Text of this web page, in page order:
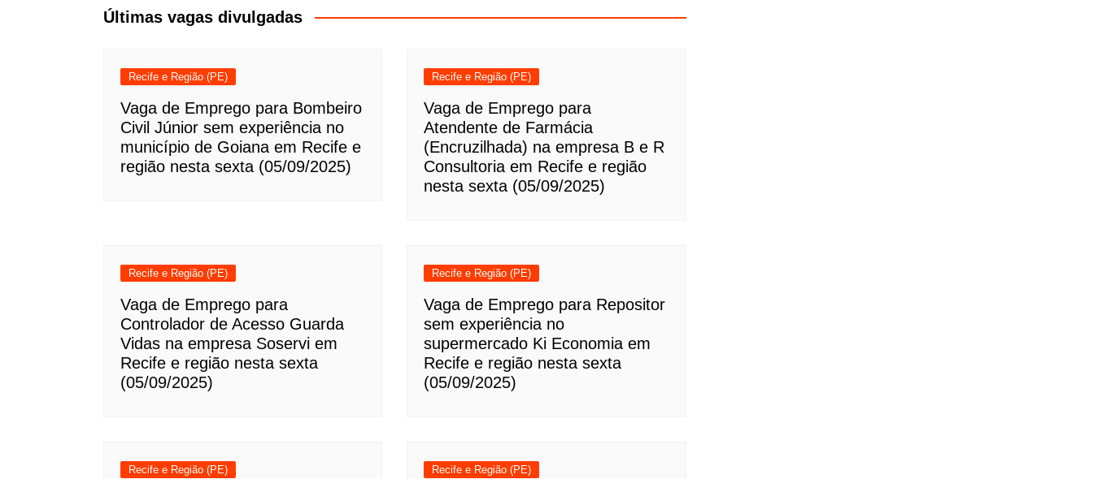
Post
Últimas vagas divulgadas
Recife e Região (PE)
Vaga de Emprego para Bombeiro
Civil Júnior sem experiência no
município de Goiana em Recife e
região nesta sexta (05/09/2025)
Recife e Região (PE)
Vaga de Emprego para
Atendente de Farmácia
(Encruzilhada) na empresa B e R
Consultoria em Recife e região
nesta sexta (05/09/2025)
Recife e Região (PE)
Vaga de Emprego para
Controlador de Acesso Guarda
Vidas na empresa Soservi em
Recife e região nesta sexta
(05/09/2025)
Recife e Região (PE)
Vaga de Emprego para Repositor
sem experiência no
supermercado Ki Economia em
Recife e região nesta sexta
(05/09/2025)
Recife e Região (PE) Recife e Região (PE)